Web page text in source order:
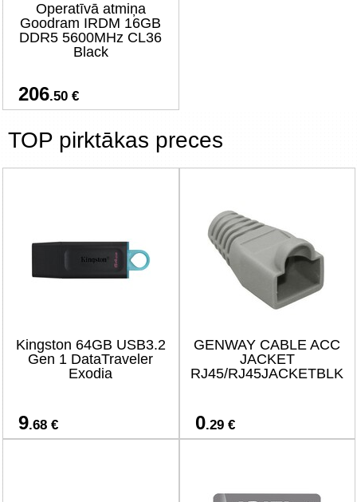
Operatīvā atmiņa
Goodram IRDM 16GB
DDR5 5600MHz CL36
Black
206.50 €
TOP pirktākas preces
Kingston 64GB USB3.2
Gen 1 DataTraveler
Exodia
9.68 €
GENWAY CABLE ACC
JACKET
RJ45/RJ45JACKETBLK
0.29 €